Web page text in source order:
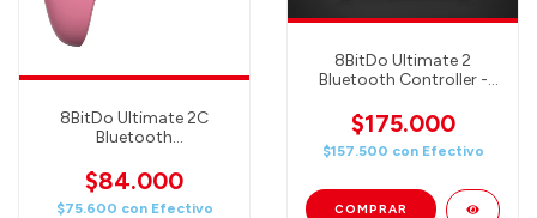
8BitDo Ultimate 2C
Bluetooth
(80NC02)
$84.000
$75.600 con Efectivo
8BitDo Ultimate 2
Bluetooth Controller -
$175.000
$157.500 con Efectivo